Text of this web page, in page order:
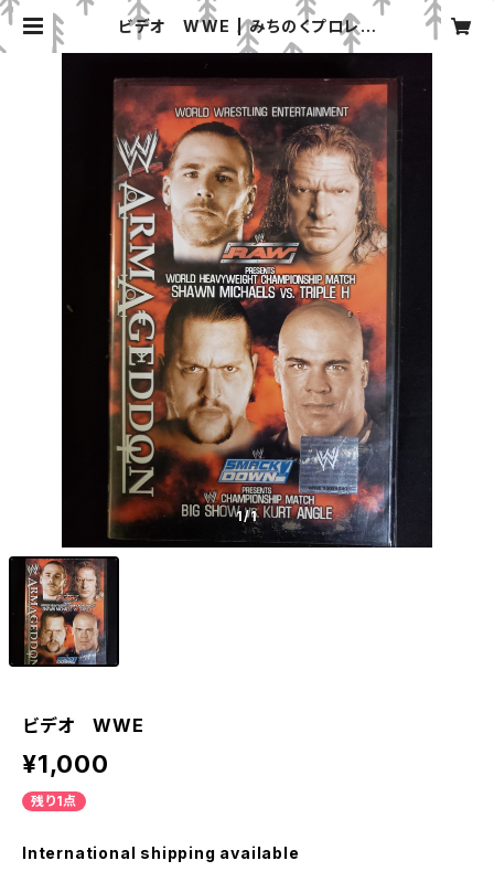
ビデオ WWE | みちのくプロレス
「プロレスグッズ屋」オンラインショッ
1/1
ビデオ WWE
¥1,000
残り1点
International shipping available